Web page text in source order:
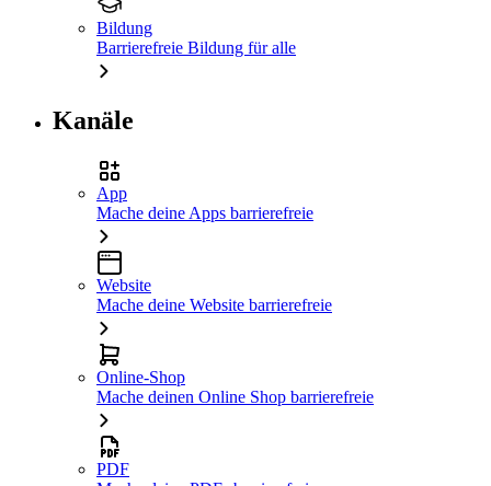
Bildung
Barrierefreie Bildung für alle
Kanäle
App
Mache deine Apps barrierefreie
Website
Mache deine Website barrierefreie
Online-Shop
Mache deinen Online Shop barrierefreie
PDF